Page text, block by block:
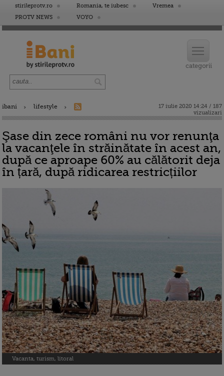
stirileprotv.ro Romania, te iubesc
Vremea
PROTV NEWS
VOYO
ibani lifestyle
17 iulie 2020 14:24 / 187
vizualizari
Şase din zece români nu vor renunţa
la vacanţele în străinătate în acest an,
după ce aproape 60% au călătorit deja
în țară, după ridicarea restricțiilor
Vacanta, turism, litoral